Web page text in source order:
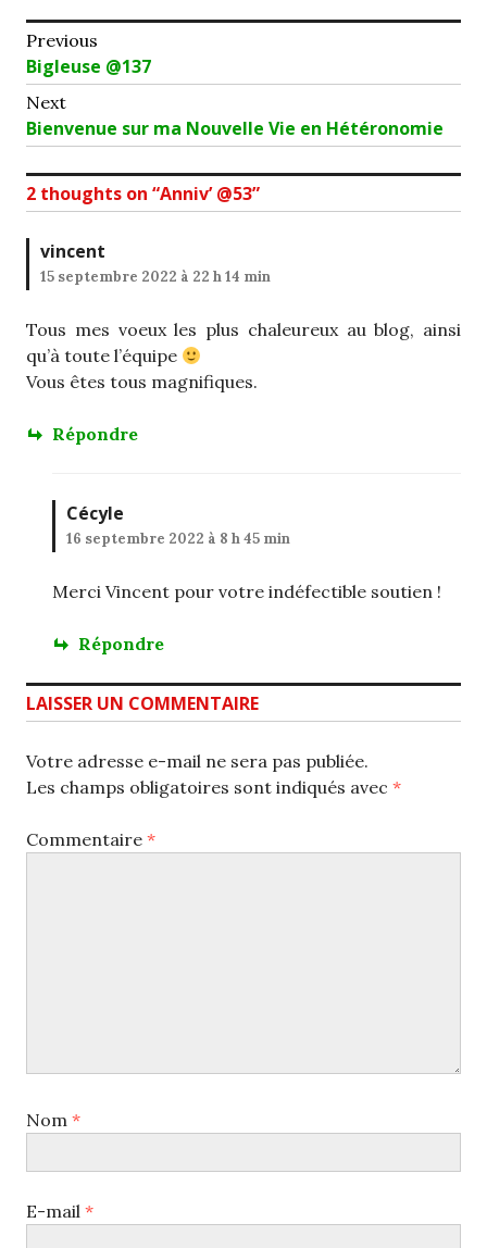
Navigation
de
l’article
Previous
Previous
post:
Bigleuse @137
Next
Next
post:
Bienvenue sur ma Nouvelle Vie en Hétéronomie
2 thoughts on “Anniv’ @53”
vincent
15 septembre 2022 à 22 h 14 min
Tous mes voeux les plus chaleureux au blog, ainsi
qu’à toute l’équipe
Vous êtes tous magnifiques.
Répondre
Cécyle
16 septembre 2022 à 8 h 45 min
Merci Vincent pour votre indéfectible soutien !
Répondre
LAISSER UN COMMENTAIRE
Votre adresse e-mail ne sera pas publiée.
Les champs obligatoires sont indiqués avec *
Commentaire *
Nom *
E-mail *